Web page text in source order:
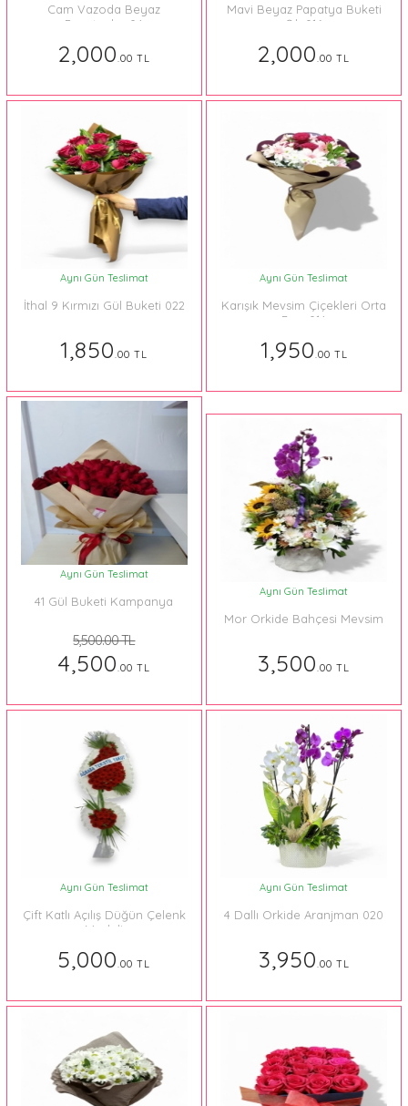
Cam Vazoda Beyaz
Papatyalar 04
2,000.00 TL
Mavi Beyaz Papatya Buketi
Şık 016
2,000.00 TL
Aynı Gün Teslimat
İthal 9 Kırmızı Gül Buketi 022
1,850.00 TL
Aynı Gün Teslimat
Karışık Mevsim Çiçekleri Orta
Boy 014
1,950.00 TL
Aynı Gün Teslimat
41 Gül Buketi Kampanya
5,500.00 TL
4,500.00 TL
Aynı Gün Teslimat
Mor Orkide Bahçesi Mevsim
3,500.00 TL
Aynı Gün Teslimat
Çift Katlı Açılış Düğün Çelenk
Modeli
5,000.00 TL
Aynı Gün Teslimat
4 Dallı Orkide Aranjman 020
3,950.00 TL